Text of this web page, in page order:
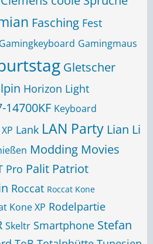
Fasching Fest
Gamingkeyboard Gamingmaus
Gletscher
Horizon Light
14700KF Keyboard
Lank LAN Party Lian Li
Modding Movies
Pro Palit Patriot
Roccat Roccat Kone
Kone XP Rodelpartie
Skeltr Smartphone Stefan